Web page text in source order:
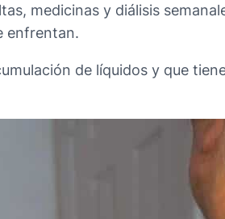
medicinas y diálisis
enfrentan.
de líquidos y que